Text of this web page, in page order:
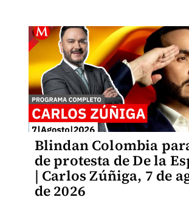
Blindan Colombia
de protesta de De la
| Carlos Zúñiga, 7 de
de 2026